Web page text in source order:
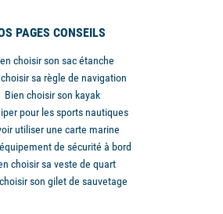
PAGES CONSEILS
choisir son sac étanche
sa règle de navigation
Bien choisir son kayak
pour les sports nautiques
utiliser une carte marine
de sécurité à bord
choisir sa veste de quart
son gilet de sauvetage